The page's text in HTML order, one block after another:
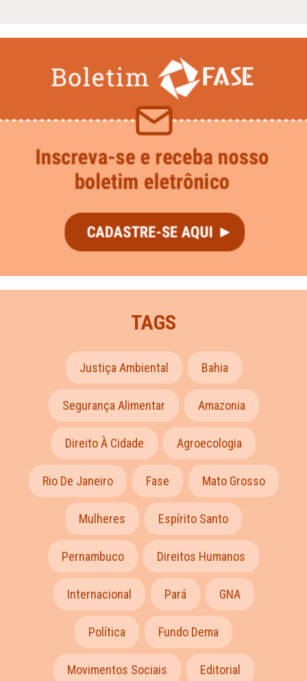
TAGS
Justiça Ambiental Bahia
Segurança Alimentar Amazonia
Direito À Cidade Agroecologia
Rio De Janeiro Fase Mato Grosso
Mulheres Espírito Santo
Pernambuco Direitos Humanos
Internacional Pará GNA
Política Fundo Dema
Movimentos Sociais Editorial